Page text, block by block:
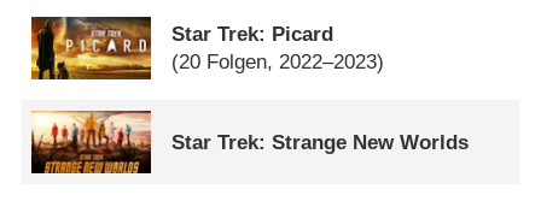
Star Trek: Picard
(20 Folgen, 2022–2023)
Star Trek: Strange New Worlds